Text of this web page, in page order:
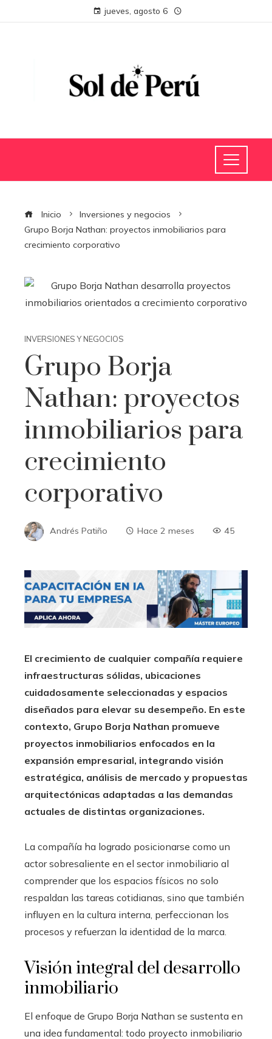
jueves, agosto 6
Inicio
Inversiones y negocios
Grupo Borja Nathan: proyectos inmobiliarios para
crecimiento corporativo
INVERSIONES Y NEGOCIOS
Grupo Borja
Nathan: proyectos
inmobiliarios para
crecimiento
corporativo
Andrés Patiño Hace 2 meses 45
El crecimiento de cualquier compañía requiere
infraestructuras sólidas, ubicaciones
cuidadosamente seleccionadas y espacios
diseñados para elevar su desempeño. En este
contexto, Grupo Borja Nathan promueve
proyectos inmobiliarios enfocados en la
expansión empresarial, integrando visión
estratégica, análisis de mercado y propuestas
arquitectónicas adaptadas a las demandas
actuales de distintas organizaciones.
La compañía ha logrado posicionarse como un
actor sobresaliente en el sector inmobiliario al
comprender que los espacios físicos no solo
respaldan las tareas cotidianas, sino que también
influyen en la cultura interna, perfeccionan los
procesos y refuerzan la identidad de la marca.
Visión integral del desarrollo
inmobiliario
El enfoque de Grupo Borja Nathan se sustenta en
una idea fundamental: todo proyecto inmobiliario